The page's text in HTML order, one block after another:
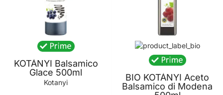
KOTÁNYI Balsamico
Glace 500ml
Kotanyi
BIO KOTÁNYI Aceto
Balsamico di Modena